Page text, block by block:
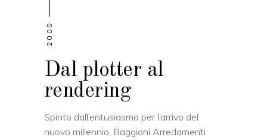
2000
Dal plotter al
rendering
Spinto dall’entusiasmo per l’arrivo del
nuovo millennio, Baggioni Arredamenti